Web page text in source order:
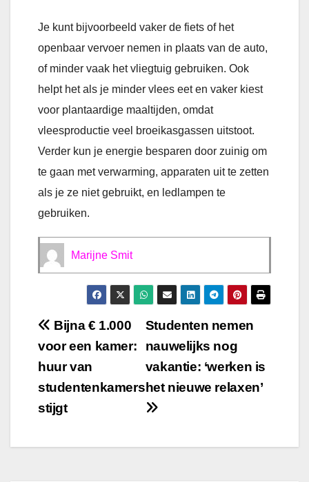
Je kunt bijvoorbeeld vaker de fiets of het
openbaar vervoer nemen in plaats van de auto,
of minder vaak het vliegtuig gebruiken. Ook
helpt het als je minder vlees eet en vaker kiest
voor plantaardige maaltijden, omdat
vleesproductie veel broeikasgassen uitstoot.
Verder kun je energie besparen door zuinig om
te gaan met verwarming, apparaten uit te zetten
als je ze niet gebruikt, en ledlampen te
gebruiken.
Marijne Smit
Bericht
navigatie
Studenten nemen
nauwelijks nog
vakantie: ‘werken is
het nieuwe relaxen’
Bijna € 1.000
voor een kamer:
huur van
studentenkamers
stijgt